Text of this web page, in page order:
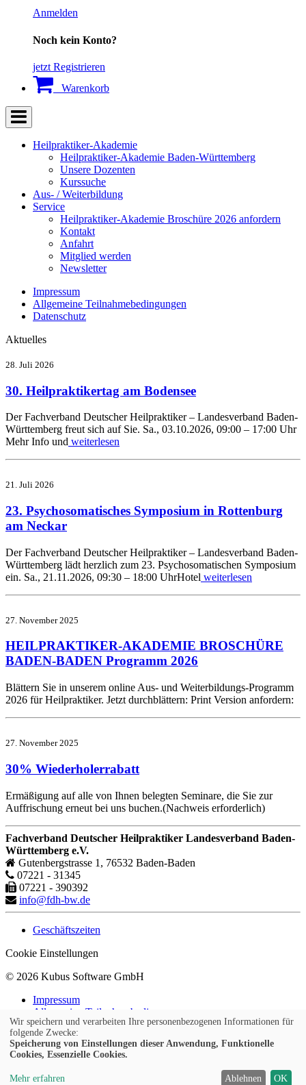
Anmelden
Noch kein Konto?
jetzt Registrieren
Warenkorb
Heilpraktiker-Akademie
Heilpraktiker-Akademie Baden-Württemberg
Unsere Dozenten
Kurssuche
Aus- / Weiterbildung
Service
Heilpraktiker-Akademie Broschüre 2026 anfordern
Kontakt
Anfahrt
Mitglied werden
Newsletter
Impressum
Allgemeine Teilnahmebedingungen
Datenschutz
Aktuelles
28. Juli 2026
30. Heilpraktikertag am Bodensee
Der Fachverband Deutscher Heilpraktiker – Landesverband Baden-
Württemberg freut sich auf Sie. Sa., 03.10.2026, 09:00 – 17:00 Uhr
Mehr Info und weiterlesen
21. Juli 2026
23. Psychosomatisches Symposium in Rottenburg
am Neckar
Der Fachverband Deutscher Heilpraktiker – Landesverband Baden-
Württemberg lädt herzlich zum 23. Psychosomatischen Symposium
ein. Sa., 21.11.2026, 09:30 – 18:00 UhrHotel weiterlesen
27. November 2025
HEILPRAKTIKER-AKADEMIE BROSCHÜRE
BADEN-BADEN Programm 2026
Blättern Sie in unserem online Aus- und Weiterbildungs-Programm
2026 für Heilpraktiker. Jetzt durchblättern: Print Version anfordern:
27. November 2025
30% Wiederholerrabatt
Ermäßigung auf alle von Ihnen belegten Seminare, die Sie zur
Auffrischung erneut bei uns buchen.(Nachweis erforderlich)
Fachverband Deutscher Heilpraktiker Landesverband Baden-
Württemberg e.V.
Gutenbergstrasse 1, 76532 Baden-Baden
07221 - 31345
07221 - 390392
info@fdh-bw.de
Geschäftszeiten
Cookie Einstellungen
© 2026 Kubus Software GmbH
Impressum
Allgemeine Teilnahmebedingungen
Datenschutz
Deutsch
Wir speichern und verarbeiten Ihre personenbezogenen Informationen für
folgende Zwecke:
Speicherung von Einstellungen dieser Anwendung, Funktionelle
Cookies, Essenzielle Cookies.
Mehr erfahren Ablehnen OK